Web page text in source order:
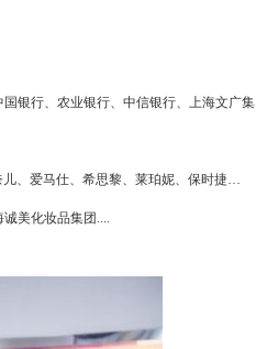
银行、农业银行、中信银行、上海文广集
、爱马仕、希思黎、莱珀妮、保时捷…
美化妆品集团....